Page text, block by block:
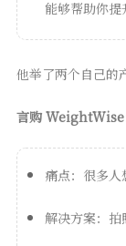
能够帮助你
他举了两个自己的
言购 WeightWise
痛点：很多
解决方案：